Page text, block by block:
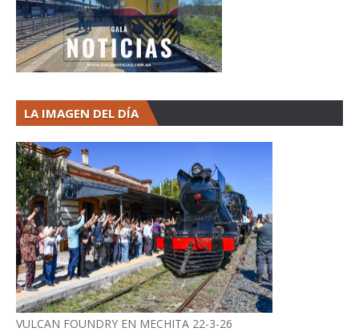
LA IMAGEN DEL DÍA
VULCAN FOUNDRY EN MECHITA 22-3-26